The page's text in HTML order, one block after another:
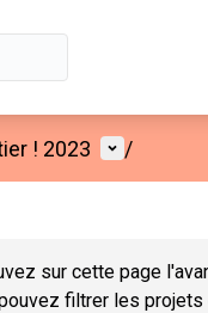
! 2023 Menu
/
sur cette page
filtrer les projets